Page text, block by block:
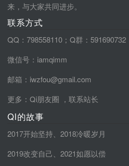
来，与大家共同进步。
联系方式
QQ：798558110；Q群：591690732
微信号：iamqimm
邮箱：iwzfou@gmail.com
更多： Qi朋友圈 ， 联系站长
QI的故事
2017开始坚持
2018冷暖岁月
2019改变自己
2021如愿以偿